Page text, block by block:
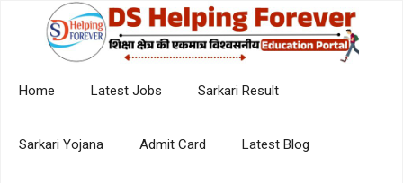
Home Latest Jobs Sarkari Result
Sarkari Yojana Admit Card Latest Blog